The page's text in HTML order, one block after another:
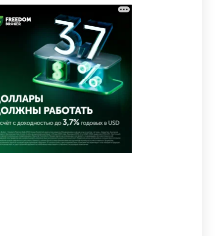
3
🗣 Мужчина сказал тост на
свадьбе и заработал
уголовное дело
2942 11 88
⚠️ Доброе утро, друзья!
Предлагаем обзор главных
новостей за 4 августа
2743 0 1
5
🗣Глава государства
направил телеграмму
соболезнования родным и